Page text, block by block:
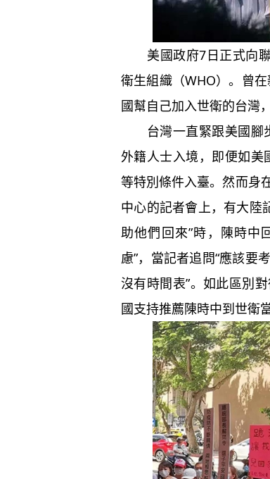
美國政府7日正式向聯
衛生組織（WHO）。曾
國幫自己加入世衛的台灣
台灣一直緊跟美國腳
外籍人士入境，即便如美
等特別條件入臺。然而身
中心的記者會上，有大陸
助他們回來”時，陳時中
慮”，當記者追問“應該要
沒有時間表”。如此區別
國支持推薦陳時中到世衛